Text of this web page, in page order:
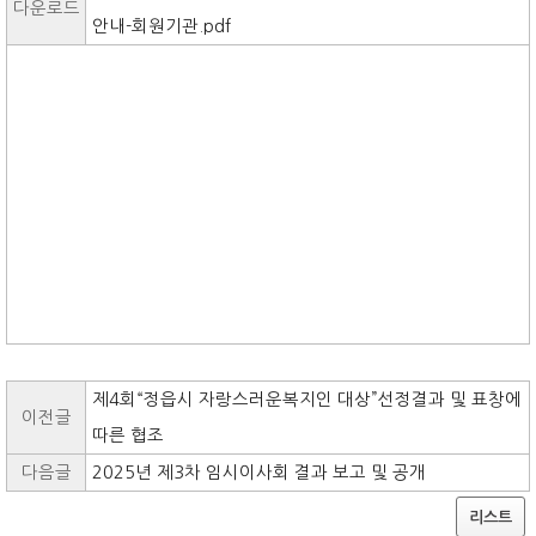
다운로드
안내-회원기관.pdf
이전글
제4회“정읍시 자랑스러운복지인 대상”선정결과 및 표창에
따른 협조
다음글 2025년 제3차 임시이사회 결과 보고 및 공개
리스트